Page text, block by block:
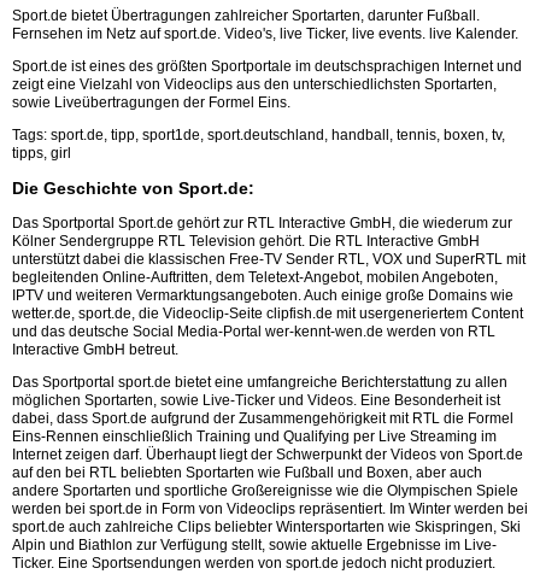
Sport.de bietet Übertragungen zahlreicher Sportarten, darunter Fußball.
Fernsehen im Netz auf sport.de. Video's, live Ticker, live events. live Kalender.
Sport.de ist eines des größten Sportportale im deutschsprachigen Internet und
zeigt eine Vielzahl von Videoclips aus den unterschiedlichsten Sportarten,
sowie Liveübertragungen der Formel Eins.
Tags: sport.de, tipp, sport1de, sport.deutschland, handball, tennis, boxen, tv,
tipps, girl
Die Geschichte von Sport.de:
Das Sportportal Sport.de gehört zur RTL Interactive GmbH, die wiederum zur
Kölner Sendergruppe RTL Television gehört. Die RTL Interactive GmbH
unterstützt dabei die klassischen Free-TV Sender RTL, VOX und SuperRTL mit
begleitenden Online-Auftritten, dem Teletext-Angebot, mobilen Angeboten,
IPTV und weiteren Vermarktungsangeboten. Auch einige große Domains wie
wetter.de, sport.de, die Videoclip-Seite clipfish.de mit usergeneriertem Content
und das deutsche Social Media-Portal wer-kennt-wen.de werden von RTL
Interactive GmbH betreut.
Das Sportportal sport.de bietet eine umfangreiche Berichterstattung zu allen
möglichen Sportarten, sowie Live-Ticker und Videos. Eine Besonderheit ist
dabei, dass Sport.de aufgrund der Zusammengehörigkeit mit RTL die Formel
Eins-Rennen einschließlich Training und Qualifying per Live Streaming im
Internet zeigen darf. Überhaupt liegt der Schwerpunkt der Videos von Sport.de
auf den bei RTL beliebten Sportarten wie Fußball und Boxen, aber auch
andere Sportarten und sportliche Großereignisse wie die Olympischen Spiele
werden bei sport.de in Form von Videoclips repräsentiert. Im Winter werden bei
sport.de auch zahlreiche Clips beliebter Wintersportarten wie Skispringen, Ski
Alpin und Biathlon zur Verfügung stellt, sowie aktuelle Ergebnisse im Live-
Ticker. Eine Sportsendungen werden von sport.de jedoch nicht produziert.